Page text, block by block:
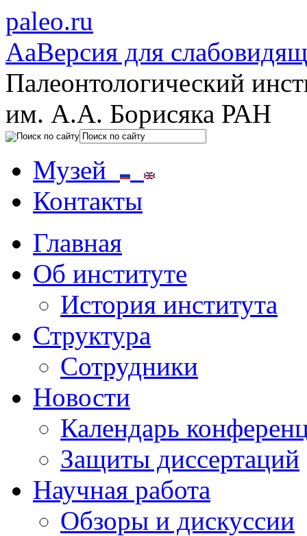
paleo.ru
AaВерсия для
Палеонтологический
им. А.А. Борисяка РАН
Музей
Контакты
Главная
Об институте
История института
Структура
Сотрудники
Новости
Календарь
Защиты диссертаций
Научная работа
Обзоры и дискуссии